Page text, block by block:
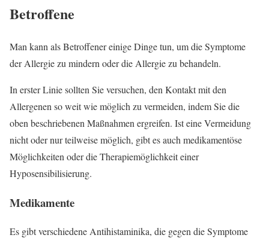
Betroffene
Man kann als Betroffener einige Dinge tun, um die Symptome
der Allergie zu mindern oder die Allergie zu behandeln.
In erster Linie sollten Sie versuchen, den Kontakt mit den
Allergenen so weit wie möglich zu vermeiden, indem Sie die
oben beschriebenen Maßnahmen ergreifen. Ist eine Vermeidung
nicht oder nur teilweise möglich, gibt es auch medikamentöse
Möglichkeiten oder die Therapiemöglichkeit einer
Hyposensibilisierung.
Medikamente
Es gibt verschiedene Antihistaminika, die gegen die Symptome